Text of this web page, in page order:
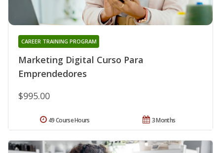
Marketing Digital Curso Para
Emprendedores
CAREER TRAINING PROGRAM
$995.00
3 Months
49 Course Hours